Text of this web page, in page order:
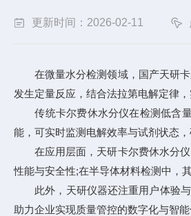
更新时间：2026-02-11
在微量水分检测领域，国产天研
发生定量反应，结合法拉第电解定律
传统卡尔费休水分仪在检测低含量
能，可实时监测电解效率与试剂状态
在应用层面，天研卡尔费休水分仪
性能与安全性;在半导体材料检测中，
此外，天研仪器还注重用户体验与
助力企业实现质量管控的数字化与智